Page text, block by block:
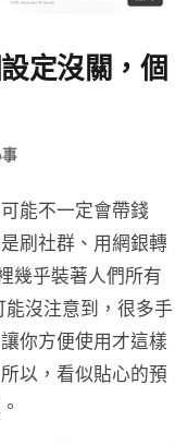
定沒關，個
能不一定會帶錢
刷社群、用網銀轉
幾乎裝著人們所有
沒注意到，很多手
你方便使用才這樣
以，看似貼心的預